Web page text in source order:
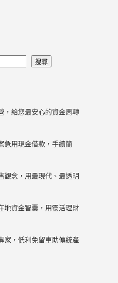
搜尋
，給您最安心的資金周轉
急用現金借款，手續簡
觀念，用最現代、最透明
地資金智囊，用靈活理財
家，低利免留車助傳統產